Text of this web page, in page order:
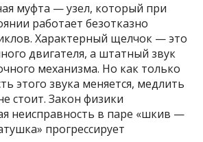
муфта — узел, который при
работает безотказно
Характерный щелчок — это
двигателя, а штатный звук
механизма. Но как только
этого звука меняется, медлить
стоит. Закон физики
неисправность в паре «шкив —
прогрессирует